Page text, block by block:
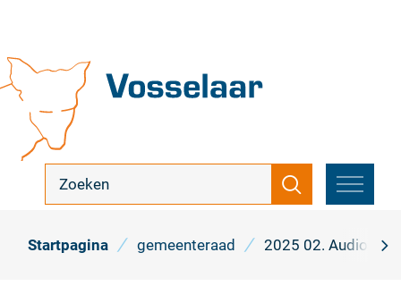
inhoud
Vosselaar
zoek
Zoeken
MENU
Startpagina gemeenteraad 2025 02. Audio-